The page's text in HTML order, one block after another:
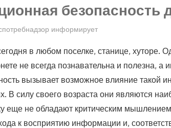
безопасность
информирует
в любом поселке, станице, хуторе.
не всегда познавательна и полезна, а
вызывает возможное влияние такой
В силу своего возраста они являются
еще не обладают критическим
к восприятию информации и,